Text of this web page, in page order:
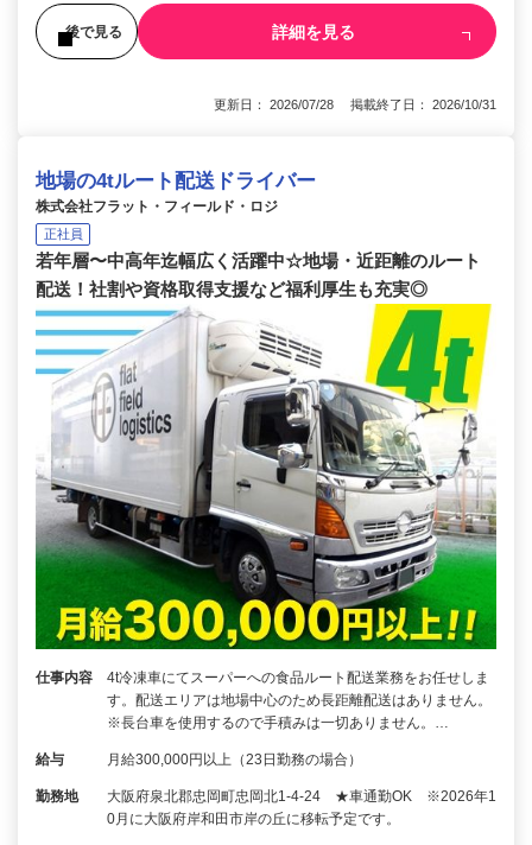
後で見る 詳細を見る
更新日： 2026/07/28 掲載終了日： 2026/10/31
地場の4tルート配送ドライバー
株式会社フラット・フィールド・ロジ
正社員
若年層〜中高年迄幅広く活躍中☆地場・近距離のルート
配送！社割や資格取得支援など福利厚生も充実◎
仕事内容
4t冷凍車にてスーパーへの食品ルート配送業務をお任せしま
す。配送エリアは地場中心のため長距離配送はありません。
※長台車を使用するので手積みは一切ありません。…
給与 月給300,000円以上（23日勤務の場合）
勤務地
大阪府泉北郡忠岡町忠岡北1-4-24 ★車通勤OK ※2026年1
0月に大阪府岸和田市岸の丘に移転予定です。